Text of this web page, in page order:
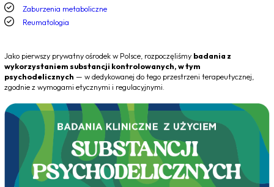
Zaburzenia metaboliczne
Reumatologia
Jako pierwszy prywatny ośrodek w Polsce, rozpoczęliśmy badania z
wykorzystaniem substancji kontrolowanych, w tym
psychodelicznych — w dedykowanej do tego przestrzeni terapeutycznej,
zgodnie z wymogami etycznymi i regulacyjnymi.